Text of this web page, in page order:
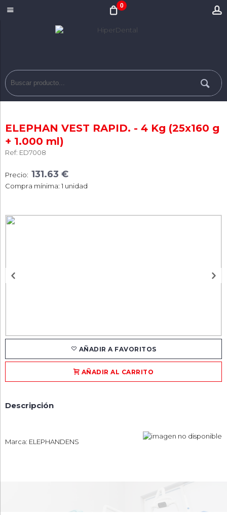
0
ELEPHAN VEST RAPID. - 4 Kg (25x160 g
+ 1.000 ml)
Ref: ED7008
Precio: 131.63 €
Compra mínima: 1 unidad
AÑADIR A FAVORITOS
AÑADIR AL CARRITO
Descripción
Marca: ELEPHANDENS